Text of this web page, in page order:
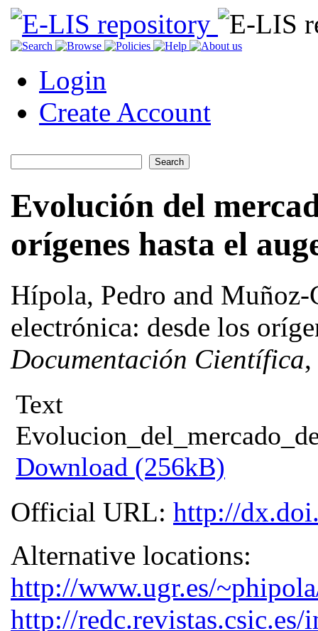
Login
Create Account
Evolución del
orígenes hasta el
Hípola, Pedro and Muñoz-
electrónica: desde los
Documentación Científica
Text
Download (256kB)
Official URL: http://
Alternative locations:
http://www.ugr.es/
http://